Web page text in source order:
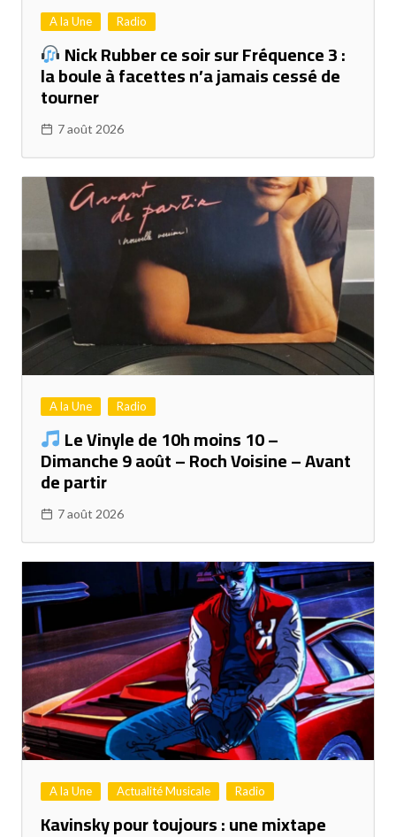
A la Une Radio
Nick Rubber ce soir sur Fréquence 3 :
la boule à facettes n’a jamais cessé de
tourner
7 août 2026
A la Une Radio
Le Vinyle de 10h moins 10 –
Dimanche 9 août – Roch Voisine – Avant
de partir
7 août 2026
A la Une Actualité Musicale Radio
Kavinsky pour toujours : une mixtape